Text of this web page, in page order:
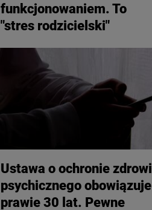
funkcjonowaniem. To
"stres rodzicielski"
Ustawa o ochronie
psychicznego obowiązuje
prawie 30 lat. Pewne